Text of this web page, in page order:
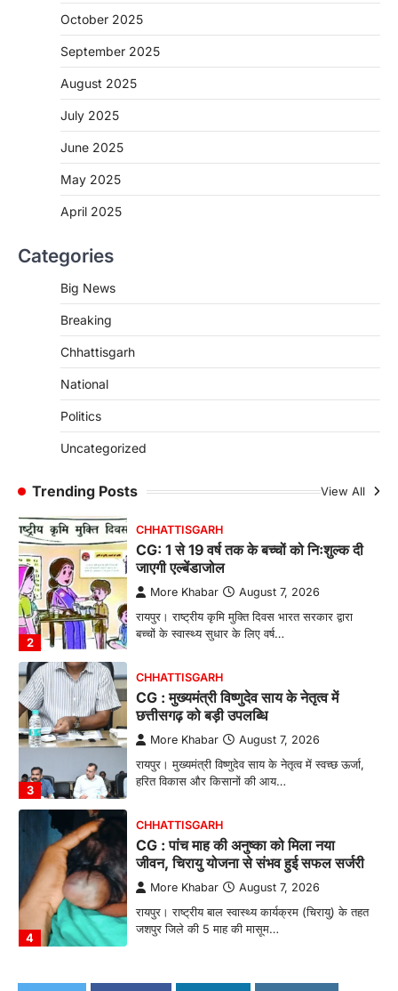
October 2025
September 2025
August 2025
July 2025
June 2025
May 2025
April 2025
Categories
Big News
Breaking
Chhattisgarh
National
Politics
Uncategorized
Trending Posts View All
रायपुर। राष्ट्रीय कृमि मुक्ति दिवस भारत सरकार द्वारा
CHHATTISGARH
जशपुर जिले की 5 माह की मासूम…
CG: छिपली की दीदियों का कमाल, बकरी
बनाने की दिशा में जिले के नगरी…
2
CHHATTISGARH
CG: 1 से 19 वर्ष तक के बच्चों को निःशुल्क दी
जाएगी एल्बेंडाजोल
More Khabar August 7, 2026
रायपुर। राष्ट्रीय कृमि मुक्ति दिवस भारत सरकार द्वारा
बच्चों के स्वास्थ्य सुधार के लिए वर्ष…
3
CHHATTISGARH
CG : मुख्यमंत्री विष्णुदेव साय के नेतृत्व में
छत्तीसगढ़ को बड़ी उपलब्धि
More Khabar August 7, 2026
रायपुर। मुख्यमंत्री विष्णुदेव साय के नेतृत्व में स्वच्छ ऊर्जा,
हरित विकास और किसानों की आय…
4
CHHATTISGARH
CG : पांच माह की अनुष्का को मिला नया
जीवन, चिरायु योजना से संभव हुई सफल सर्जरी
More Khabar August 7, 2026
रायपुर। राष्ट्रीय बाल स्वास्थ्य कार्यक्रम (चिरायु) के तहत
जशपुर जिले की 5 माह की मासूम…